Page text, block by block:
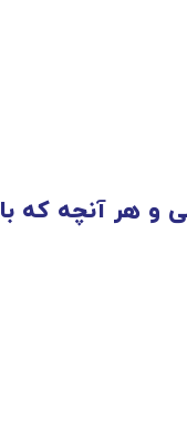
و هر آنچه که